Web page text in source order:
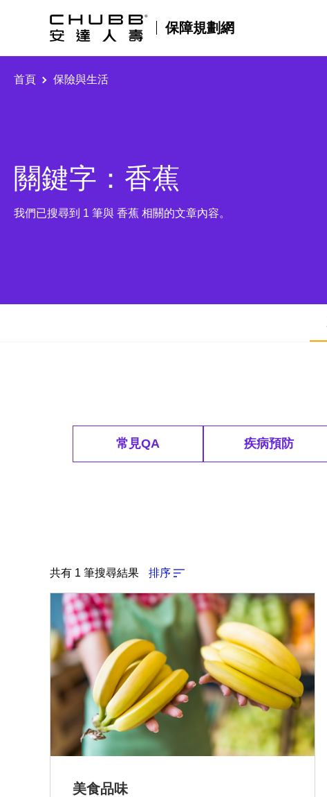
保障規劃網
首頁 保險與生活
關鍵字：香蕉
我們已搜尋到 1 筆與 香蕉 相關的文章內容。
常見QA 疾病預防
共有 1 筆搜尋結果 排序
美食品味